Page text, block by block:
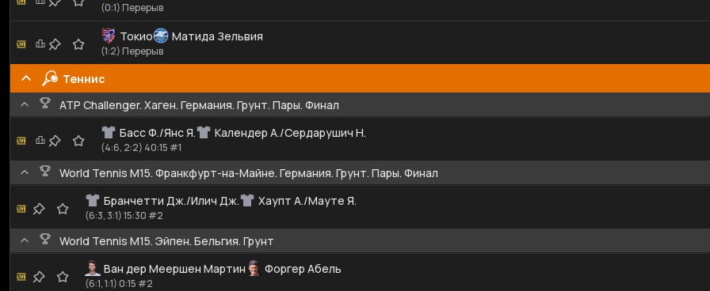
(0:1) Перерыв
Токио Матида Зельвия
(1:2) Перерыв
Теннис
ATP Challenger. Хаген. Германия. Грунт. Пары. Финал
Басс Ф./Янс Я.
Календер А./Сердарушич Н.
(4:6, 2:2) 40:15 #1
World Tennis M15. Франкфурт-на-Майне. Германия. Грунт. Пары. Финал
Бранчетти Дж./Илич Дж.
Хаупт А./Мауте Я.
(6:3, 3:1) 15:30 #2
World Tennis M15. Эйпен. Бельгия. Грунт
Ван дер Меершен Мартин
Форгер Абель
(6:1, 1:1) 0:15 #2